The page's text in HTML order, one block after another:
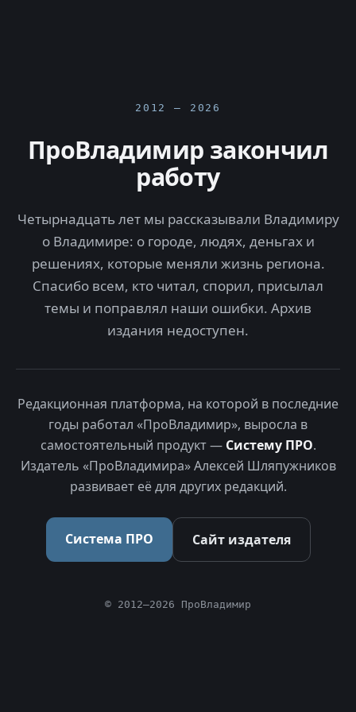
2012 — 2026
ПроВладимир закончил
работу
Четырнадцать лет мы рассказывали Владимиру
о Владимире: о городе, людях, деньгах и
решениях, которые меняли жизнь региона.
Спасибо всем, кто читал, спорил, присылал
темы и поправлял наши ошибки. Архив
издания недоступен.
Редакционная платформа, на которой в последние
годы работал «ПроВладимир», выросла в
самостоятельный продукт — Систему ПРО.
Издатель «ПроВладимира» Алексей Шляпужников
развивает её для других редакций.
Система ПРО Сайт издателя
© 2012–2026 ПроВладимир